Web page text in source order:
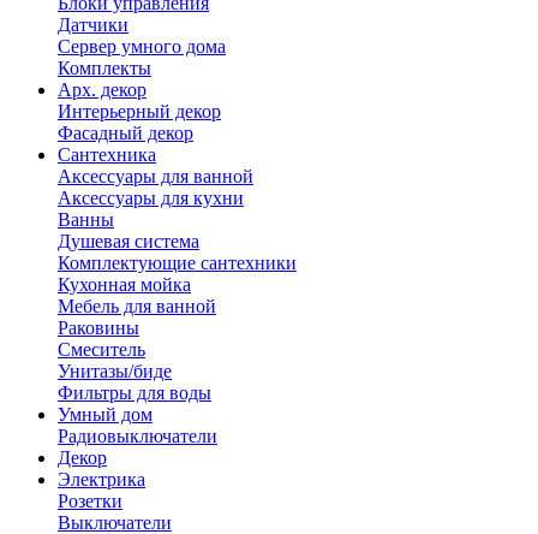
Датчики
Сервер умного дома
Комплекты
Арх. декор
Интерьерный декор
Фасадный декор
Сантехника
Аксессуары для ванной
Аксессуары для кухни
Ванны
Душевая система
Комплектующие сантехники
Кухонная мойка
Мебель для ванной
Раковины
Смеситель
Унитазы/биде
Фильтры для воды
Умный дом
Радиовыключатели
Декор
Электрика
Розетки
Выключатели